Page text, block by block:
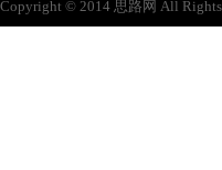
Copyright © 2014 思路网 All